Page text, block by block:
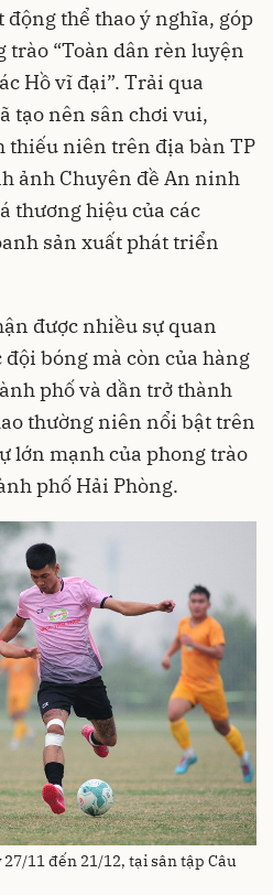
thể thao ý nghĩa, góp
trào “Toàn dân rèn luyện
Hồ vĩ đại”. Trải qua
tạo nên sân chơi vui,
thiếu niên trên địa bàn TP
ảnh Chuyên đề An ninh
thương hiệu của các
sản xuất phát triển
được nhiều sự quan
bóng mà còn của hàng
phố và dần trở thành
thường niên nổi bật trên
lớn mạnh của phong trào
phố Hải Phòng.
11 đến 21/12, tại sân tập Câu